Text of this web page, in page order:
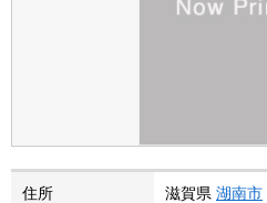
住所 滋賀県 湖南市